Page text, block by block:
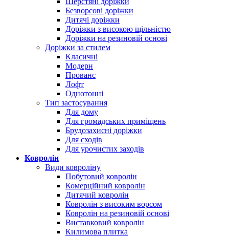
Безворсові доріжки
Дитячі доріжки
Доріжки з високою щільністю
Доріжки на резиновій основі
Доріжки за стилем
Класичні
Модерн
Прованс
Лофт
Однотонні
Тип застосування
Для дому
Для громадських приміщень
Брудозахисні доріжки
Для сходів
Для урочистих заходів
Ковролін
Види ковроліну
Побутовий ковролін
Комерційний ковролін
Дитячий ковролін
Ковролін з високим ворсом
Ковролін на резиновій основі
Виставковий ковролін
Килимова плитка